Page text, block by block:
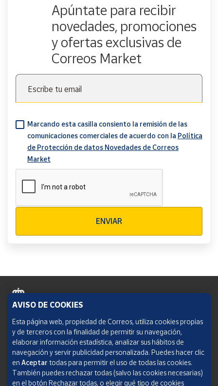
Apúntate para recibir
novedades, promociones
y ofertas exclusivas de
Correos Market
Escribe tu email
Marcando esta casilla consiento la remisión de las
comunicaciones comerciales de acuerdo con la Política
de Protección de datos Novedades de Correos
Market
ENVIAR
Política de cookies
Aviso legal
Condiciones del servicio
Política de Privacidad Web
AVISO DE COOKIES
Esta página web, propiedad de Correos, utiliza cookies propias
y de terceros con la finalidad de permitir su navegación,
elaborar información estadística, analizar sus hábitos de
navegación y servir publicidad personalizada. Puedes hacer clic
en Aceptar todas para permitir el uso de todas las cookies.
También puedes rechazar todas (salvo las cookies necesarias)
en el botón Rechazar todas, o elegir qué tipo de cookies